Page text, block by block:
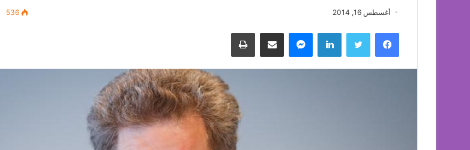
أغسطس 16, 2014 536
فيسبوك تويتر لينكدإن ماسنجر مشاركة عبر البريد طباعة